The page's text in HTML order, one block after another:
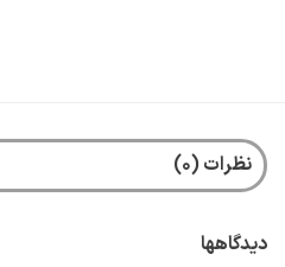
نظرات (0)
دیدگاهها